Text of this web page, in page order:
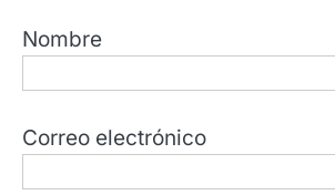
Nombre
Correo electrónico